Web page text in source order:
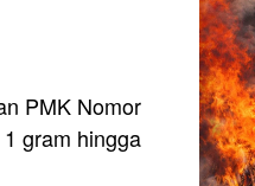
PMK Nomor
gram hingga